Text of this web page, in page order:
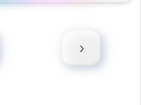
›